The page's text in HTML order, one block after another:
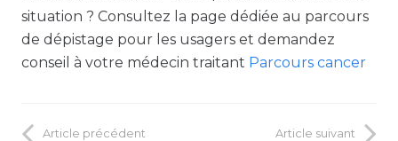
situation ? Consultez la page dédiée au parcours
de dépistage pour les usagers et demandez
conseil à votre médecin traitant Parcours cancer
Article précédent Article suivant